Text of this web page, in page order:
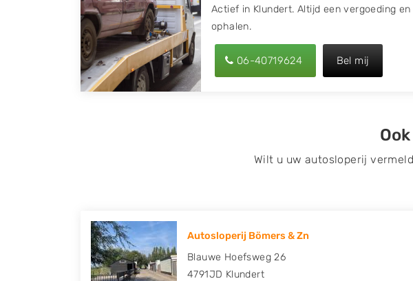
hier alle bedrijven inNoord-Brabant. U kunt ookzoekennaar
met behulp van uw postcode.
U kunt er ook voor kiezen om direct uw sloopauto te verkopen
laten halen door de Sloopauto Ophaaldienst van
onderdelen offerte aanvragen? Dat kan via de Onderdelenlijn!
kenteken in en druk op verzenden.
Honda, Hyundai, Kia, Mazda, Mercedes Benz, Mitsubishi, Nissan,
Peugeot, Porsche, Renault, Seat, Skoda, Suzuki, Tesla, Toyota,
Volkswagen en Volvo.
Actief in Klundert. Altijd een vergoeding
ophalen.
06-40719624 Bel mij
Wilt u uw autosloperij
Autosloperij Bömers & Zn
Blauwe Hoefsweg 26
4791JD Klundert